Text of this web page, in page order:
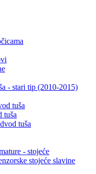
- stari tip (2010-2015)
tuša
tuša
tuša
- stojeće
stojeće slavine